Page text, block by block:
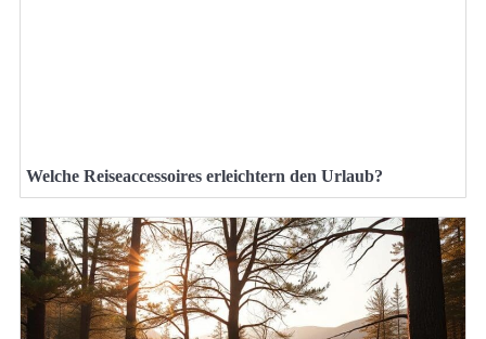
Welche Reiseaccessoires erleichtern den Urlaub?